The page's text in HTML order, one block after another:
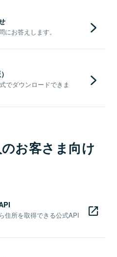
お答えします。
でダウンロードできま
お客さま向け
住所を取得できる公式API